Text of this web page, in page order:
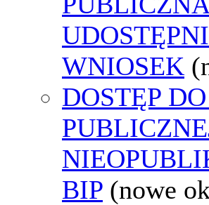
WNIOSEK
DOSTĘP
BIP (nowe